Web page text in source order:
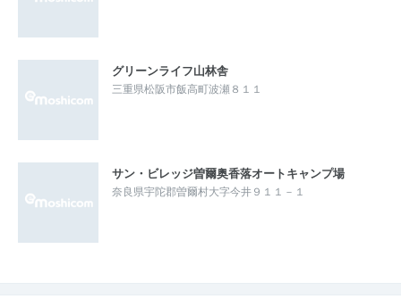
グリーンライフ山林舎
三重県松阪市飯高町波瀬８１１
サン・ビレッジ曽爾奥香落オートキャンプ場
奈良県宇陀郡曽爾村大字今井９１１－１